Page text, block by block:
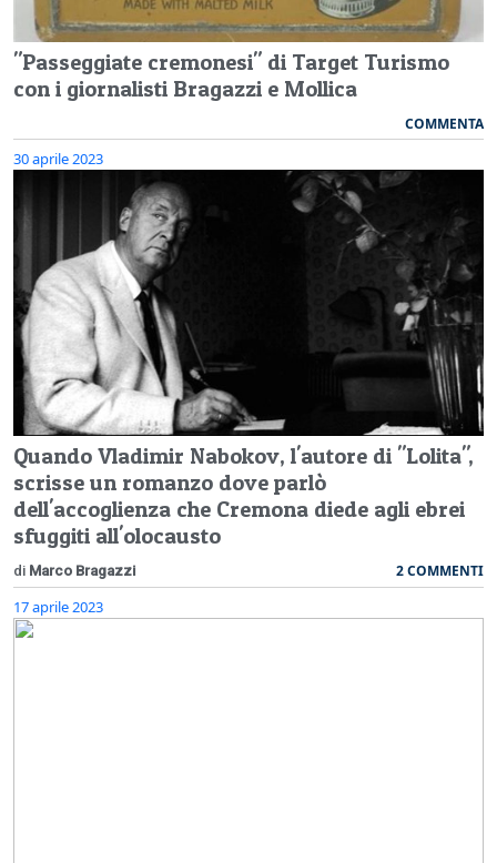
"Passeggiate cremonesi" di Target Turismo
con i giornalisti Bragazzi e Mollica
COMMENTA
30 aprile 2023
Quando Vladimir Nabokov, l'autore di "Lolita",
scrisse un romanzo dove parlò
dell'accoglienza che Cremona diede agli ebrei
sfuggiti all'olocausto
di Marco Bragazzi 2 COMMENTI
17 aprile 2023